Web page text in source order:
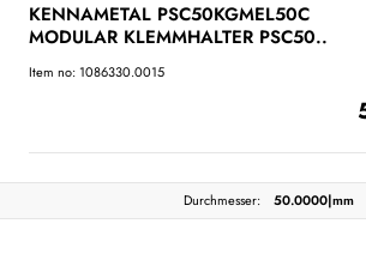
KENNAMETAL PSC50KGMEL50C
MODULAR KLEMMHALTER PSC50..
Item no: 1086330.0015
Durchmesser: 50.0000|mm